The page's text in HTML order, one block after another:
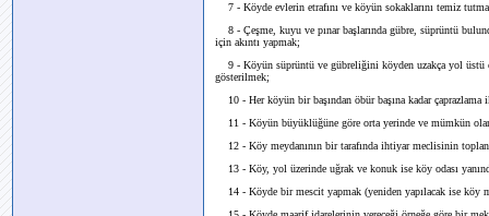
7 - Köyde evlerin etrafını ve köyün sokaklarını temiz
8 - Çeşme, kuyu ve pınar başlarında gübre, süprüntü
için akıntı yapmak;
9 - Köyün süprüntü ve gübreliğini köyden uzakça yol üstü
gösterilmek;
10 - Her köyün bir başından öbür başına kadar
11 - Köyün büyüklüğüne göre orta yerinde ve mümkün
12 - Köy meydanının bir tarafında ihtiyar meclisinin
13 - Köy, yol üzerinde uğrak ve konuk ise köy odası
14 - Köyde bir mescit yapmak (yeniden yapılacak ise köy